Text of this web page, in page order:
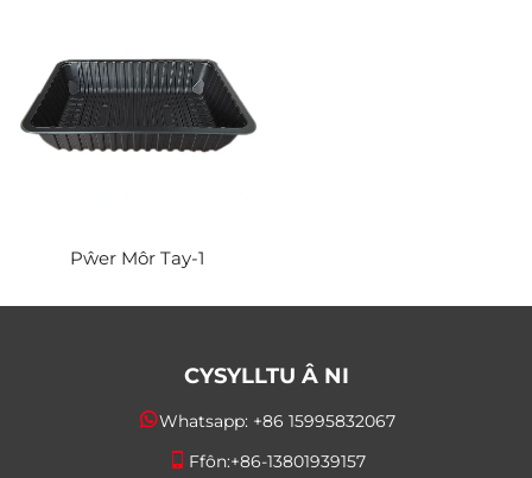
Pŵer Môr Tay-1
CYSYLLTU Â NI
Whatsapp: +86 15995832067
Ffôn:+86-13801939157